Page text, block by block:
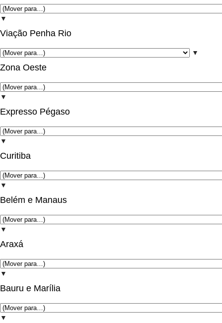
▼
Viação Penha Rio
▼
Zona Oeste
▼
Expresso Pégaso
▼
Curitiba
▼
Belém e Manaus
▼
Araxá
▼
Bauru e Marília
▼